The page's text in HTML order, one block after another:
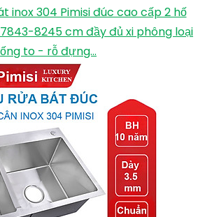
inox 304 Pimisi đúc cao cấp 2 hố
8245 cm đầy đủ xi phông loại
ống to - rỗ đựng...